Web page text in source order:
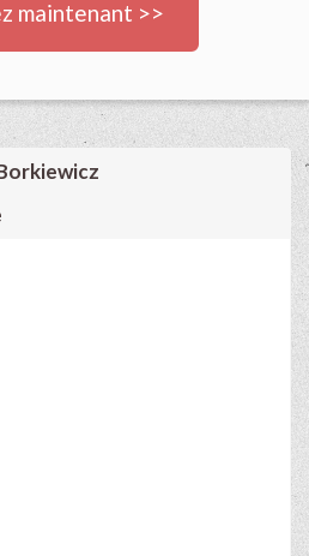
maintenant >>